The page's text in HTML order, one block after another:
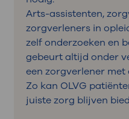
Arts-assistenten,
zorgverleners in
zelf onderzoeken en
gebeurt altijd onder
een zorgverlener met
Zo kan OLVG
juiste zorg blijven